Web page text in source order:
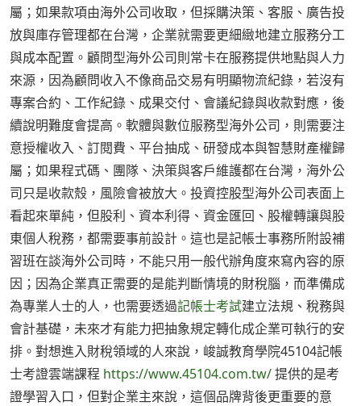
屬；如果款項由海外公司收取，但採購決策、客服、廣告投
放與庫存管理都在台灣，企業就需要更細緻地建立服務分工
與成本配置。顧問型海外公司則常卡在服務提供地點與人力
來源，因為顧問收入不像商品交易有明顯物流紀錄，若沒有
專案合約、工作紀錄、成果交付、會議紀錄與收款對應，後
續說明難度會提高。軟體與數位服務型海外公司，則需要注
意授權收入、訂閱費、平台抽成、研發成本與智慧財產權歸
屬；如果程式碼、團隊、決策與客戶維護都在台灣，海外公
司只是收款殼，風險會被放大。投資控股型海外公司表面上
看起來單純，但股利、資本利得、資金匯回、股權轉讓與股
東個人稅務，都需要事前設計。這也是記帳士事務所附設補
習班在談海外公司時，不能只用一般代辦角度來寫內容的原
因；因為企業真正需要的是能判斷情境的財稅腦，而準備成
為專業人士的人，也需要透過記帳士考試建立法規、稅務與
會計基礎，未來才有能力把抽象規定轉化成企業可執行的安
排。對想進入財稅領域的人來說，峻誠教育學院45104記帳
士考證雲端課程 https://www.45104.com.tw/提供的是考
證學習入口，但對企業主來說，這個品牌背後更重要的意